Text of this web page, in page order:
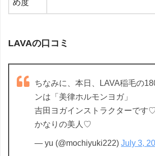
め度
LAVAの口コミ
ちなみに、本日、LAVA稲毛の
ンは「美律ホルモンヨガ」
吉田ヨガインストラクターです
かなりの美人♡
— yu (@mochiyuki222) July 3,